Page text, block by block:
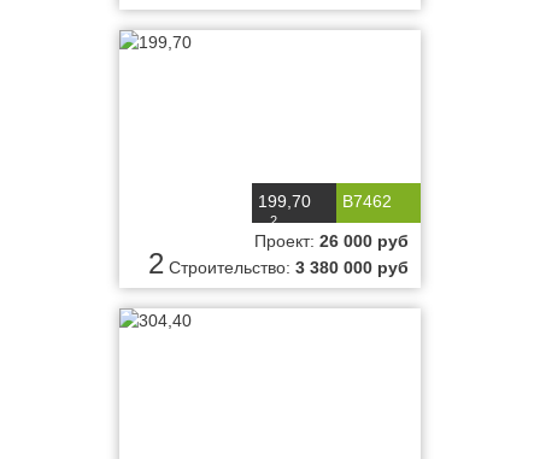
B7462
199,70
м2
2
Проект: 26 000 руб
Строительство: 3 380 000 руб